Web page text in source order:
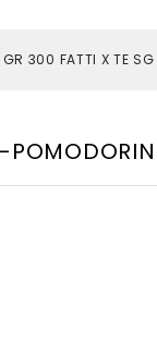
GR 300 FATTI X TE SG